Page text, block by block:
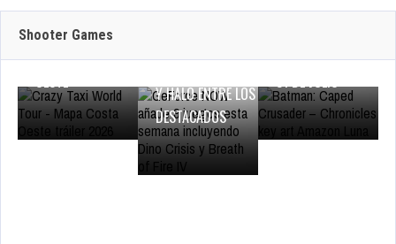
Shooter Games
MULTIJUGADOR Y
MUESTRA EL MAPA
DE LA COSTA
OESTE
Y HALO ENTRE LOS
DESTACADOS
CHRONICLES LLEGA
AMAZON LUNA EL
31 DE JULIO